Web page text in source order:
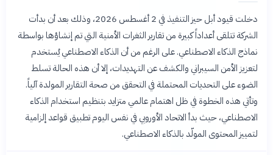
دخلت قيود أبل حيز التنفيذ في 2 أغسطس 2026، وذلك بعد أن بدأت
الشركة تتلقى أعداداً كبيرة من تقارير الثغرات الأمنية التي تم إنشاؤها بواسطة
نماذج الذكاء الاصطناعي. على الرغم من أن الذكاء الاصطناعي يُستخدم
لتعزيز الأمن السيبراني والكشف عن التهديدات، إلا أن هذه الحالة تسلط
الضوء على التحديات المحتملة في التحقق من صحة التقارير المولدة آلياً.
وتأتي هذه الخطوة في ظل اهتمام عالمي متزايد بتنظيم استخدام الذكاء
الاصطناعي، حيث بدأ الاتحاد الأوروبي في نفس اليوم تطبيق قواعد إلزامية
لتمييز المحتوى المولّد بالذكاء الاصطناعي.